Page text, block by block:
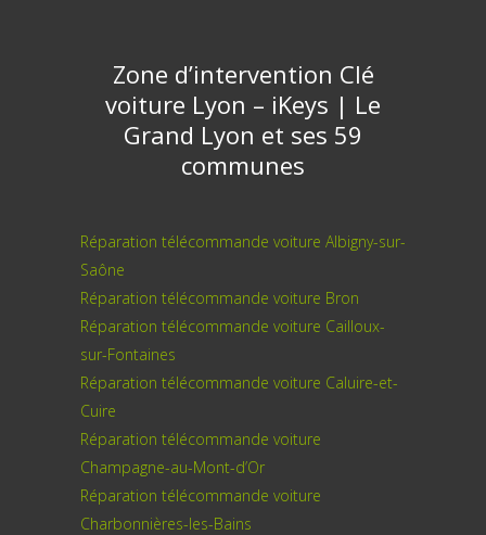
Zone d’intervention Clé
voiture Lyon – iKeys | Le
Grand Lyon et ses 59
communes
Réparation télécommande voiture Albigny-sur-
Saône
Réparation télécommande voiture Bron
Réparation télécommande voiture Cailloux-
sur-Fontaines
Réparation télécommande voiture Caluire-et-
Cuire
Réparation télécommande voiture
Champagne-au-Mont-d’Or
Réparation télécommande voiture
Charbonnières-les-Bains